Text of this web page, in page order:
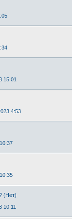
15:01
4:53
(Нет)
10:11